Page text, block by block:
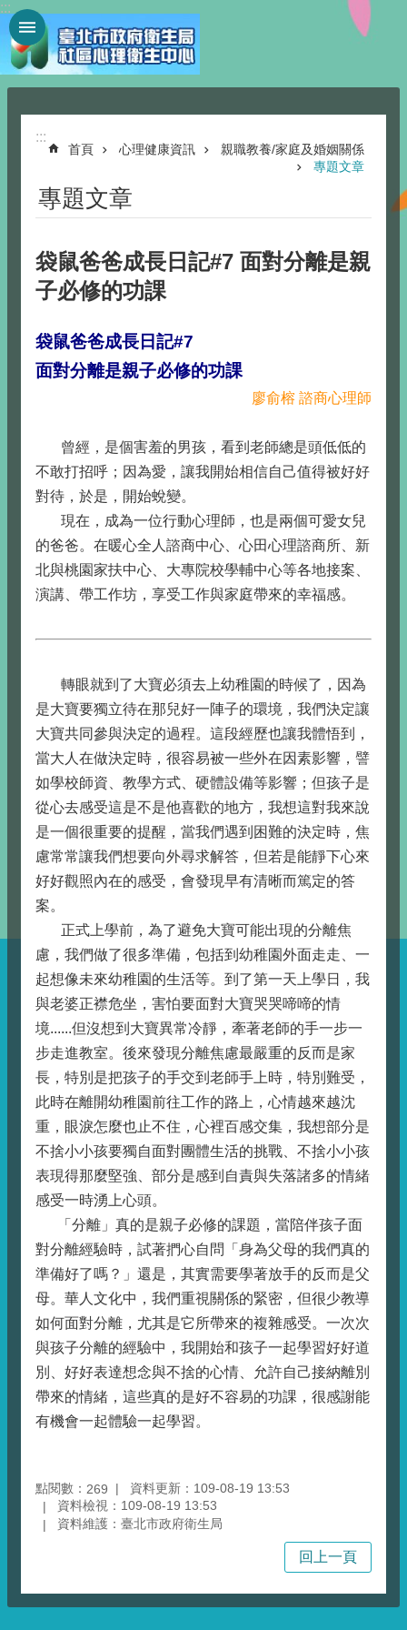
跳到主要內容區塊
:::
:::
首頁 心理健康資訊
親職教養/家庭及婚姻關係
專題文章
專題文章
袋鼠爸爸成長日記#7 面對分離是親
子必修的功課
袋鼠爸爸成長日記#7
面對分離是親子必修的功課
廖俞榕 諮商心理師
曾經，是個害羞的男孩，看到老師總是頭低低的
不敢打招呼；因為愛，讓我開始相信自己值得被好好
對待，於是，開始蛻變。
現在，成為一位行動心理師，也是兩個可愛女兒
的爸爸。在暖心全人諮商中心、心田心理諮商所、新
北與桃園家扶中心、大專院校學輔中心等各地接案、
演講、帶工作坊，享受工作與家庭帶來的幸福感。
轉眼就到了大寶必須去上幼稚園的時候了，因為
是大寶要獨立待在那兒好一陣子的環境，我們決定讓
大寶共同參與決定的過程。這段經歷也讓我體悟到，
當大人在做決定時，很容易被一些外在因素影響，譬
如學校師資、教學方式、硬體設備等影響；但孩子是
從心去感受這是不是他喜歡的地方，我想這對我來說
是一個很重要的提醒，當我們遇到困難的決定時，焦
慮常常讓我們想要向外尋求解答，但若是能靜下心來
好好觀照內在的感受，會發現早有清晰而篤定的答
案。
正式上學前，為了避免大寶可能出現的分離焦
慮，我們做了很多準備，包括到幼稚園外面走走、一
起想像未來幼稚園的生活等。到了第一天上學日，我
與老婆正襟危坐，害怕要面對大寶哭哭啼啼的情
境......但沒想到大寶異常冷靜，牽著老師的手一步一
步走進教室。後來發現分離焦慮最嚴重的反而是家
長，特別是把孩子的手交到老師手上時，特別難受，
此時在離開幼稚園前往工作的路上，心情越來越沈
重，眼淚怎麼也止不住，心裡百感交集，我想部分是
不捨小小孩要獨自面對團體生活的挑戰、不捨小小孩
表現得那麼堅強、部分是感到自責與失落諸多的情緒
感受一時湧上心頭。
「分離」真的是親子必修的課題，當陪伴孩子面
對分離經驗時，試著捫心自問「身為父母的我們真的
準備好了嗎？」還是，其實需要學著放手的反而是父
母。華人文化中，我們重視關係的緊密，但很少教導
如何面對分離，尤其是它所帶來的複雜感受。一次次
與孩子分離的經驗中，我開始和孩子一起學習好好道
別、好好表達想念與不捨的心情、允許自己接納離別
帶來的情緒，這些真的是好不容易的功課，很感謝能
有機會一起體驗一起學習。
點閱數： 269
資料更新：109-08-19 13:53
資料檢視：109-08-19 13:53
資料維護：臺北市政府衛生局
回上一頁